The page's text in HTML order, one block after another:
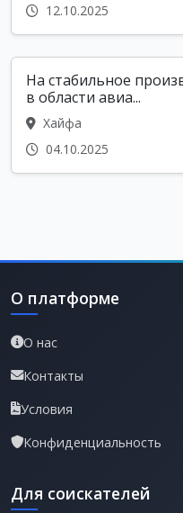
12.10.2025
На стабильное
в области авиа...
Хайфа
04.10.2025
О платформе
О нас
Контакты
Условия
Конфиденциальность
Для соискателей